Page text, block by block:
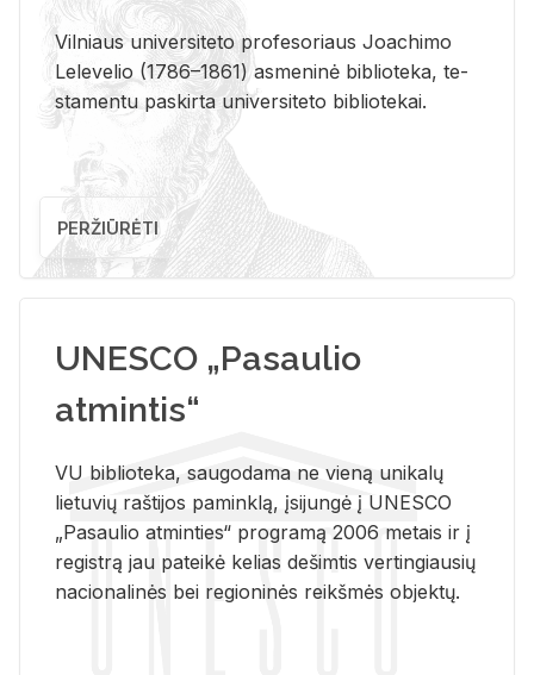
Vil­niaus uni­ver­si­te­to pro­fe­so­riaus Jo­a­chi­mo
Le­le­ve­lio (1786–1861) as­me­ni­nė bi­b­lio­te­ka, te­
sta­men­tu pa­skir­ta uni­ver­si­te­to bi­b­lio­te­kai.
PERŽIŪRĖTI
UNESCO „Pasaulio
atmintis“
VU biblioteka, saugodama ne vieną unikalų
lietuvių raštijos paminklą, įsijungė į UNESCO
„Pasaulio atminties“ programą 2006 metais ir į
registrą jau pateikė kelias dešimtis vertingiausių
nacionalinės bei regioninės reikšmės objektų.